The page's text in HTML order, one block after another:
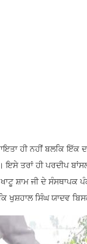
ਹੀ ਨਹੀਂ ਬਲਕਿ ਇੱਕ
ਤਰਾਂ ਹੀ ਪਰਦੀਪ
ਸ਼ਾਮ ਜੀ ਦੇ
ਖੁਸ਼ਹਾਲ ਸਿੰਘ ਯਾਦਵ